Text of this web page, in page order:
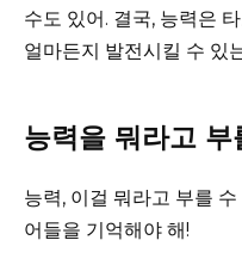
수도 있어. 결국, 능력은
얼마든지 발전시킬 수 있
능력을 뭐라고
능력, 이걸 뭐라고 부를
어들을 기억해야 해!